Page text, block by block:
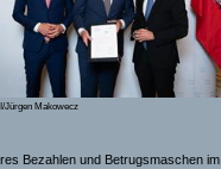
Jürgen Makowecz
Bezahlen und Betrugsmaschen im